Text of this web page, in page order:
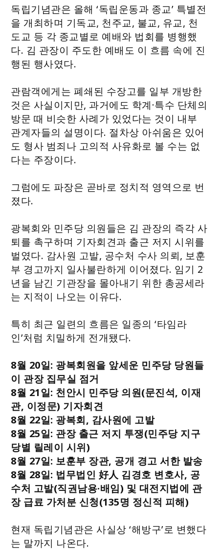
독립기념관은 올해 ‘독립운동과 종교’ 특별전
을 개최하며 기독교, 천주교, 불교, 유교, 천
도교 등 각 종교별로 예배와 법회를 병행했
다. 김 관장이 주도한 예배도 이 흐름 속에 진
행된 행사였다.
관람객에게는 폐쇄된 수장고를 일부 개방한
것은 사실이지만, 과거에도 학계·특수 단체의
방문 때 비슷한 사례가 있었다는 것이 내부
관계자들의 설명이다. 절차상 아쉬움은 있어
도 형사 범죄나 고의적 사유화로 볼 수는 없
다는 주장이다.
그럼에도 파장은 곧바로 정치적 영역으로 번
졌다.
광복회와 민주당 의원들은 김 관장의 즉각 사
퇴를 촉구하며 기자회견과 출근 저지 시위를
벌였다. 감사원 고발, 공수처 수사 의뢰, 보훈
부 경고까지 일사불란하게 이어졌다. 임기 2
년을 남긴 기관장을 몰아내기 위한 총공세라
는 지적이 나오는 이유다.
특히 최근 일련의 흐름은 일종의 ‘타임라
인’처럼 치밀하게 전개됐다.
8월 20일: 광복회원을 앞세운 민주당 당원들
이 관장 집무실 점거
8월 21일: 천안시 민주당 의원(문진석, 이재
관, 이정문) 기자회견
8월 22일: 광복회, 감사원에 고발
8월 25일: 관장 출근 저지 투쟁(민주당 지구
당별 릴레이 시위)
8월 27일: 보훈부 장관, 공개 경고 서한 발송
8월 28일: 법무법인 好人 김경호 변호사, 공
수처 고발(직권남용·배임) 및 대전지법에 관
장 급료 가처분 신청(135명 정신적 피해)
현재 독립기념관은 사실상 ‘해방구’로 변했다
는 말까지 나온다.